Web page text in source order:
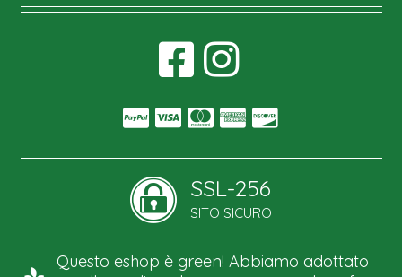
SSL-256
SITO SICURO
Questo eshop è green! Abbiamo adottato